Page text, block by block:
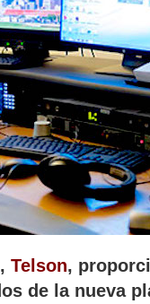
, Telson,
de la nueva